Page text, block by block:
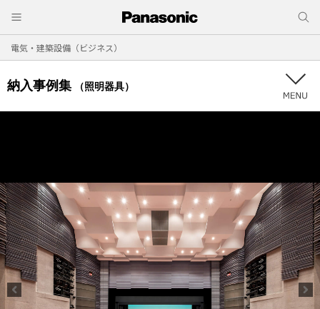
電気・建築設備（ビジネス）
納入事例集 （照明器具）